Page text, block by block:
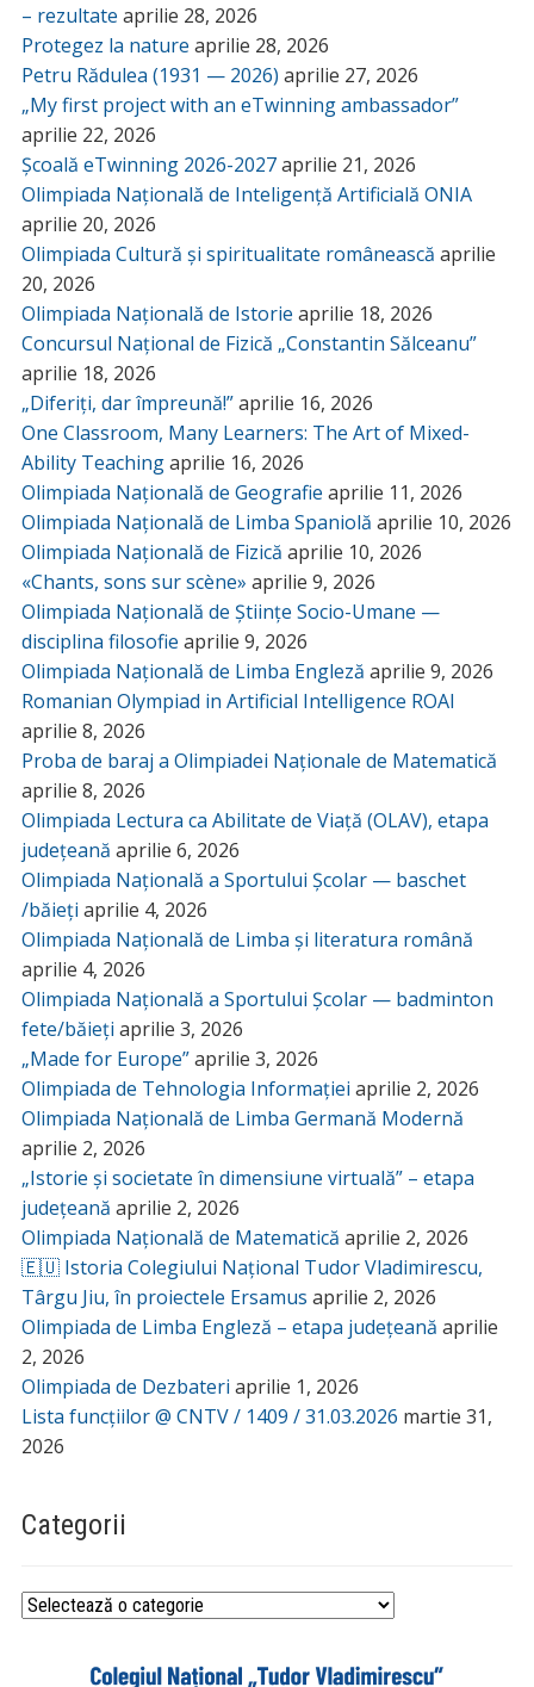
– rezultate aprilie 28, 2026
Protegez la nature aprilie 28, 2026
Petru Rădulea (1931 — 2026) aprilie 27, 2026
„My first project with an eTwinning ambassador”
aprilie 22, 2026
Școală eTwinning 2026-2027aprilie 21, 2026
Olimpiada Națională de Inteligență Artificială ONIA
aprilie 20, 2026
Olimpiada Cultură și spiritualitate românească aprilie
20, 2026
Olimpiada Națională de Istorie aprilie 18, 2026
Concursul Național de Fizică „Constantin Sălceanu”
aprilie 18, 2026
„Diferiți, dar împreună!”aprilie 16, 2026
One Classroom, Many Learners: The Art of Mixed-
Ability Teachingaprilie 16, 2026
Olimpiada Națională de Geografie aprilie 11, 2026
Olimpiada Națională de Limba Spaniolă aprilie 10, 2026
Olimpiada Națională de Fizică aprilie 10, 2026
«Chants, sons sur scène» aprilie 9, 2026
Olimpiada Națională de Științe Socio-Umane —
disciplina filosofie aprilie 9, 2026
Olimpiada Națională de Limba Engleză aprilie 9, 2026
Romanian Olympiad in Artificial Intelligence ROAI
aprilie 8, 2026
Proba de baraj a Olimpiadei Naționale de Matematică
aprilie 8, 2026
Olimpiada Lectura ca Abilitate de Viață (OLAV), etapa
județeană aprilie 6, 2026
Olimpiada Națională a Sportului Școlar — baschet
/băieți aprilie 4, 2026
Olimpiada Națională de Limba și literatura română
aprilie 4, 2026
Olimpiada Națională a Sportului Școlar — badminton
fete/băieți aprilie 3, 2026
„Made for Europe”aprilie 3, 2026
Olimpiada de Tehnologia Informației aprilie 2, 2026
Olimpiada Națională de Limba Germană Modernă
aprilie 2, 2026
„Istorie și societate în dimensiune virtuală” – etapa
județeană aprilie 2, 2026
Olimpiada Națională de Matematică aprilie 2, 2026
🇪🇺 Istoria Colegiului Național Tudor Vladimirescu,
Târgu Jiu, în proiectele Ersamus aprilie 2, 2026
Olimpiada de Limba Engleză – etapa județeană aprilie
2, 2026
Olimpiada de Dezbateri aprilie 1, 2026
Lista funcțiilor @ CNTV / 1409 / 31.03.2026 martie 31,
2026
Categorii
Categorii